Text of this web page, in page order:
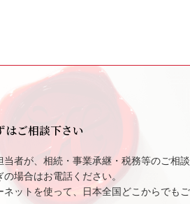
はご相談下さい
者が、相続・事業承継・税務等のご相談
場合はお電話ください。
ットを使って、日本全国どこからでもご